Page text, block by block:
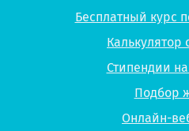
Бесплатный курс
Калькулятор
Стипендии
Подбор
Онлайн-